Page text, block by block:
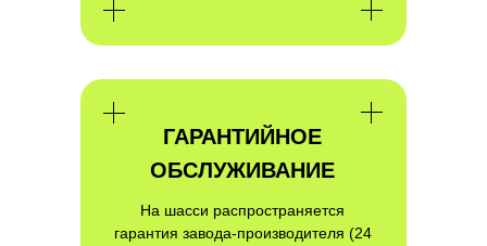
ГАРАНТИЙНОЕ
ОБСЛУЖИВАНИЕ
На шасси распространяется
гарантия завода-производителя (24